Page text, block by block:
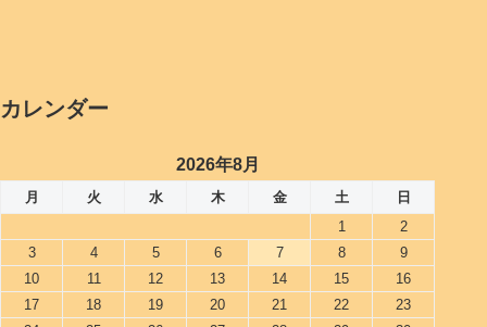
カレンダー
2026年8月
月 火 水 木 金 土
日
1
2
3
4 5 6 7 8
9
10
11 12 13 14 15
16
17
18 19 20 21 22
23